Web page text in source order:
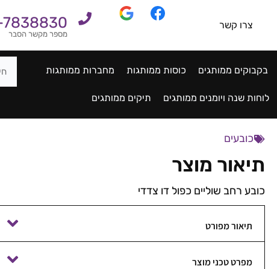
צרו קשר
מספר מקשר הסבר
בקבוקים ממותגים כוסות ממותגות מחברות ממותגות
לוחות שנה ויומנים ממותגים תיקים ממותגים
כובעים
תיאור מוצר
כובע רחב שוליים כפול דו צדדי
תיאור מפורט
מפרט טכני מוצר